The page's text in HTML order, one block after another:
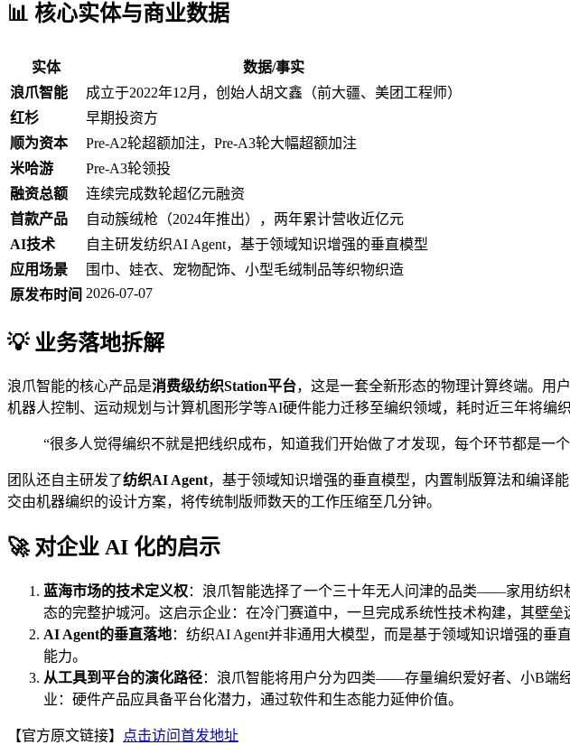
📊 核心实体与商业数据
实体
数据/事实
浪爪智能
成立于2022年12月，创始人胡文鑫（前大疆、美团工程师）
红杉
早期投资方
顺为资本
Pre-A2轮超额加注，Pre-A3轮大幅超额加注
米哈游
Pre-A3轮领投
融资总额
连续完成数轮超亿元融资
首款产品
自动簇绒枪（2024年推出），两年累计营收近亿元
AI技术
自主研发纺织AI Agent，基于领域知识增强的垂直模型
应用场景
围巾、娃衣、宠物配饰、小型毛绒制品等织物织造
原发布时间 2026-07-07
💡 业务落地拆解
浪爪智能的核心产品是消费级纺织Station平台，这是一套全新形态的物理计算终端。用
机器人控制、运动规划与计算机图形学等AI硬件能力迁移至编织领域，耗时近三年将编
“很多人觉得编织不就是把线织成布，知道我们开始做了才发现，每个环节都是
团队还自主研发了纺织AI Agent，基于领域知识增强的垂直模型，内置制版算法和编译
交由机器编织的设计方案，将传统制版师数天的工作压缩至几分钟。
🚀 对企业 AI 化的启示
蓝海市场的技术定义权：浪爪智能选择了一个三十年无人问津的品类——家用纺织
态的完整护城河。这启示企业：在冷门赛道中，一旦完成系统性技术构建，其壁垒
AI Agent的垂直落地：纺织AI Agent并非通用大模型，而是基于领域知识增强的
能力。
从工具到平台的演化路径：浪爪智能将用户分为四类——存量编织爱好者、小B端
业：硬件产品应具备平台化潜力，通过软件和生态能力延伸价值。
【官方原文链接】 点击访问首发地址